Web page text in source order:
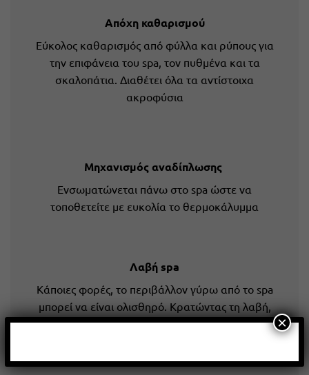
Απόχη καθαρισμού
Εύκολος καθαρισμός από φύλλα και ρύπους για
την επιφάνεια του spa, τον πυθμένα και τα
σκαλοπάτια. Διαθέτει όλα τα αντίστοιχα
ακροφύσια
Μηχανισμός αναδίπλωσης
Ενσωματώνεται πάνω στο spa ώστε να
τοποθετείτε με ευκολία το θερμοκάλυμμα
Λαβή spa
Κάποιες φορές, το περιβάλλον γύρω από το spa
μπορεί να είναι ολισθηρό. Κρατώντας τη λαβή,
εισέρχεστε και εξέρχεστε με ασφάλεια
×